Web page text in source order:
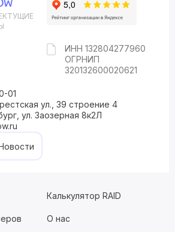
ИНН 132804277960
ОГРНИП
320132600020621
01
ул., 39 строение 4
ул. Заозерная 8к2Л
Калькулятор RAID
О нас